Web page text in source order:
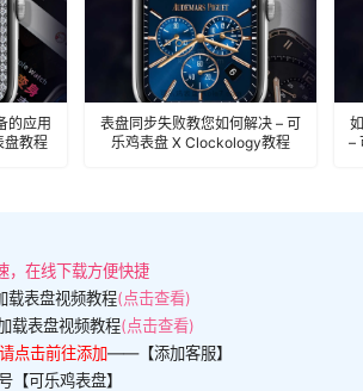
的应用
教程
表盘同步失败教您如何解决 – 可
乐鸡表盘 X Clockology教程
–
，在线下载方便快捷
载表盘视频教程(点击查看)
载表盘视频教程(点击查看)
点击前往添加——【添加客服】
【可乐鸡表盘】